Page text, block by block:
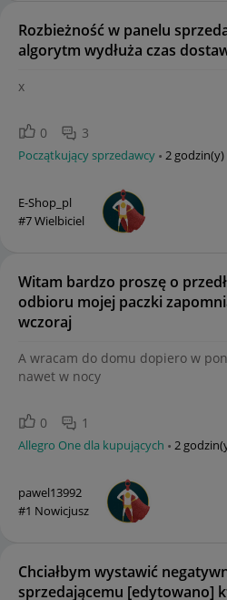
Rozbieżność w panelu
algorytm wydłuża czas
x
0 3
Początkujący sprzedawcy 2
E-Shop_pl
#7 Wielbiciel
Witam bardzo proszę o
odbioru mojej paczki
wczoraj
A wracam do domu dopiero w
nawet w nocy
0 1
Allegro One dla kupujących 2
pawel13992
#1 Nowicjusz
Chciałbym wystawić
sprzedającemu [edytowano]